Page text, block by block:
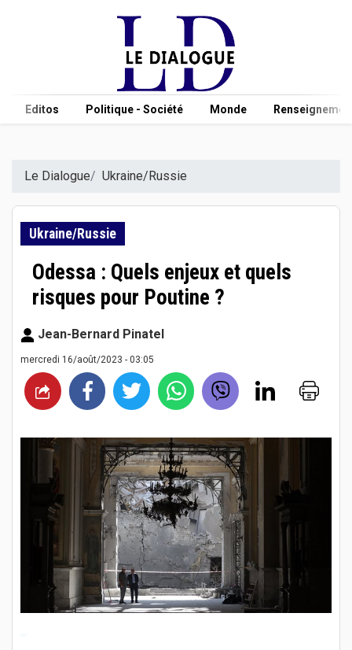
Editos Politique - Société Monde
Le Dialogue Ukraine/Russie
Ukraine/Russie
Odessa : Quels enjeux et quels
risques pour Poutine ?
Jean-Bernard Pinatel
mercredi 16/août/2023 - 03:05